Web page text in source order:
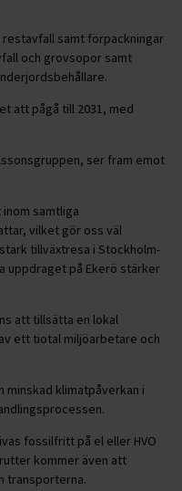
restavfall samt förpackningar
och grovsopor samt
att pågå till 2031, med
ser fram emot
samtliga
vilket gör oss väl
tillväxtresa i Stockholm-
uppdraget på Ekerö stärker
att tillsätta en lokal
ett tiotal miljöarbetare och
klimatpåverkan i
fossilfritt på el eller HVO
kommer även att
transporterna.